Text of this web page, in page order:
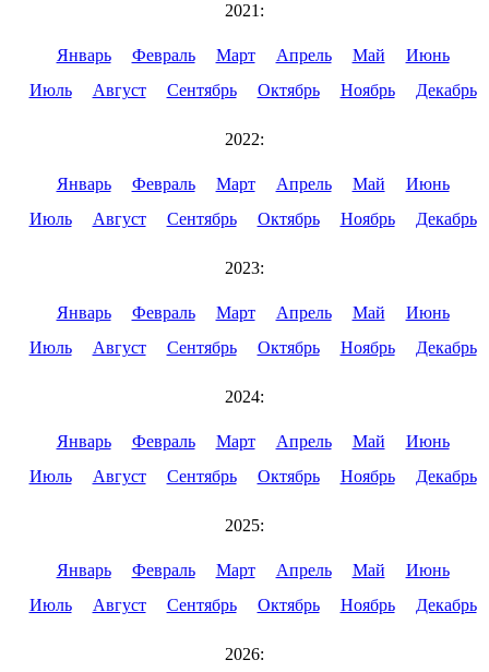
2021:
Январь Февраль Март Апрель Май
Июнь
Июль
Август Сентябрь Октябрь Ноябрь Декабрь
2022:
Январь Февраль Март Апрель Май
Июнь
Июль
Август Сентябрь Октябрь Ноябрь Декабрь
2023:
Январь Февраль Март Апрель Май
Июнь
Июль
Август Сентябрь Октябрь Ноябрь Декабрь
2024:
Январь Февраль Март Апрель Май
Июнь
Июль
Август Сентябрь Октябрь Ноябрь Декабрь
2025:
Январь Февраль Март Апрель Май
Июнь
Июль
Август Сентябрь Октябрь Ноябрь Декабрь
2026: